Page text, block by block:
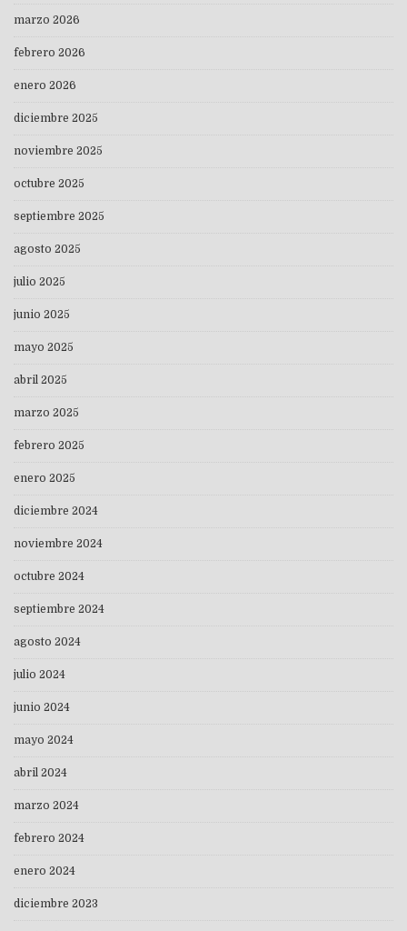
marzo 2026
febrero 2026
enero 2026
diciembre 2025
noviembre 2025
octubre 2025
septiembre 2025
agosto 2025
julio 2025
junio 2025
mayo 2025
abril 2025
marzo 2025
febrero 2025
enero 2025
diciembre 2024
noviembre 2024
octubre 2024
septiembre 2024
agosto 2024
julio 2024
junio 2024
mayo 2024
abril 2024
marzo 2024
febrero 2024
enero 2024
diciembre 2023